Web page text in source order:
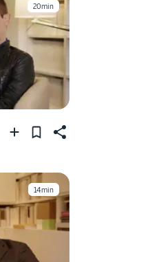
20min
14min